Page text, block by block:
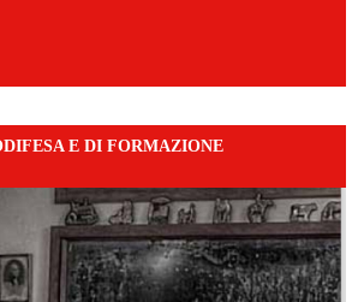
E DI FORMAZIONE